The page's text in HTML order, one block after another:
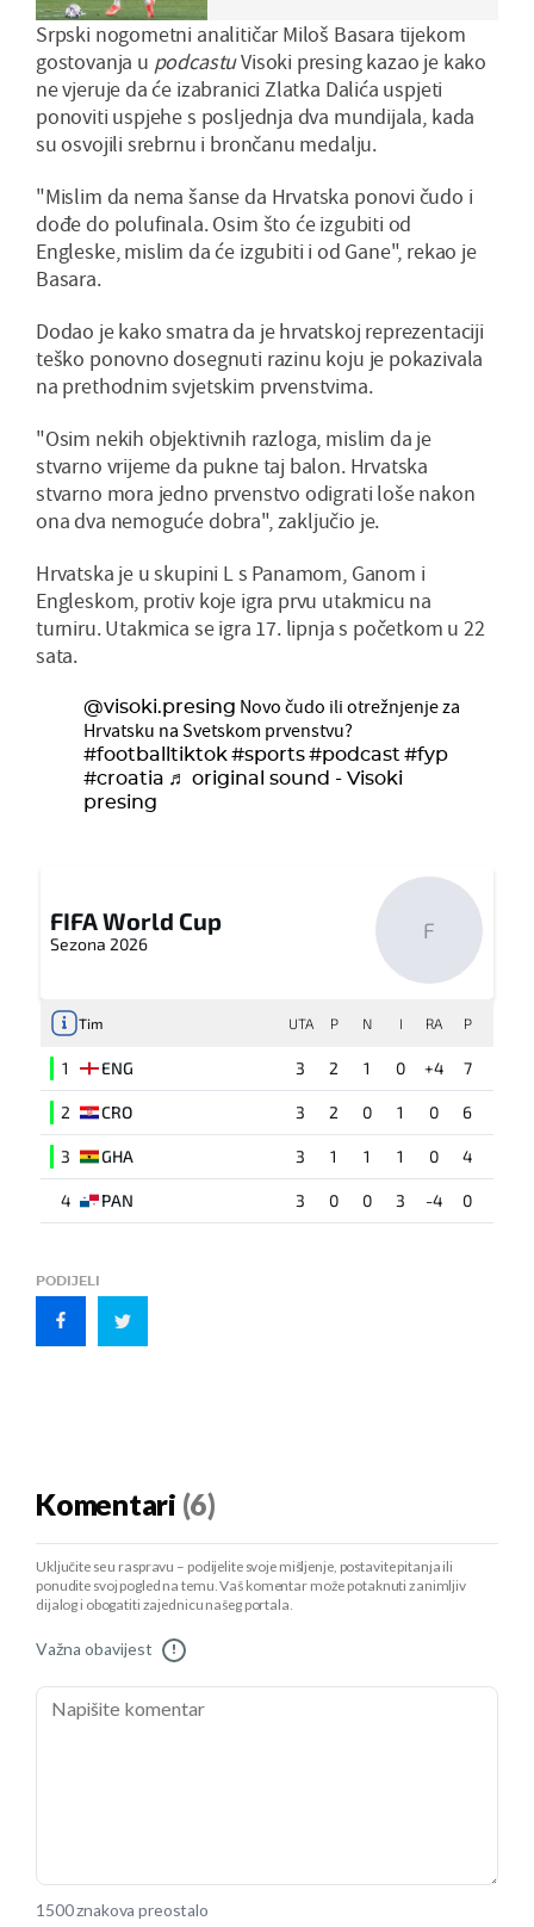
Srpski nogometni analitičar Miloš Basara tijekom
gostovanja u podcastuVisoki presing kazao je kako
ne vjeruje da će izabranici Zlatka Dalića uspjeti
ponoviti uspjehe s posljednja dva mundijala, kada
su osvojili srebrnu i brončanu medalju.
"Mislim da nema šanse da Hrvatska ponovi čudo i
dođe do polufinala. Osim što će izgubiti od
Engleske, mislim da će izgubiti i od Gane", rekao je
Basara.
Dodao je kako smatra da je hrvatskoj reprezentaciji
teško ponovno dosegnuti razinu koju je pokazivala
na prethodnim svjetskim prvenstvima.
"Osim nekih objektivnih razloga, mislim da je
stvarno vrijeme da pukne taj balon. Hrvatska
stvarno mora jedno prvenstvo odigrati loše nakon
ona dva nemoguće dobra", zaključio je.
Hrvatska je u skupini L s Panamom, Ganom i
Engleskom, protiv koje igra prvu utakmicu na
turniru. Utakmica se igra 17. lipnja s početkom u 22
sata.
@visoki.presing Novo čudo ili otrežnjenje za
Hrvatsku na Svetskom prvenstvu?
#footballtiktok#sports#podcast #fyp
#croatia ♬ original sound - Visoki
presing
FIFA World Cup
Sezona 2026 F
Tim UTA P N I RA P
1 ENG 3 2 1 0 +4 7
2 CRO 3 2 0 1 0 6
3 GHA 3 1 1 1 0 4
4 PAN 3 0 0 3 -4 0
PODIJELI
Komentari (6)
Uključite se u raspravu – podijelite svoje mišljenje, postavite pitanja ili
ponudite svoj pogled na temu. Vaš komentar može potaknuti zanimljiv
dijalog i obogatiti zajednicu našeg portala.
Važna obavijest !
1500 znakova preostalo